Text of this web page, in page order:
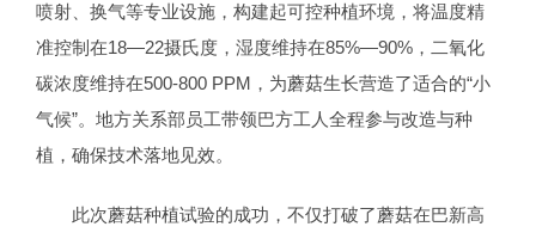
喷射、换气等专业设施，构建起可控种植环境，将温度精
准控制在18—22摄氏度，湿度维持在85%—90%，二氧化
碳浓度维持在500-800 PPM，为蘑菇生长营造了适合的“小
气候”。地方关系部员工带领巴方工人全程参与改造与种
植，确保技术落地见效。
此次蘑菇种植试验的成功，不仅打破了蘑菇在巴新高